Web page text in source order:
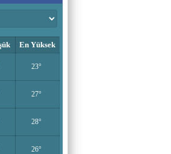
En Yüksek
23°
27°
28°
26°